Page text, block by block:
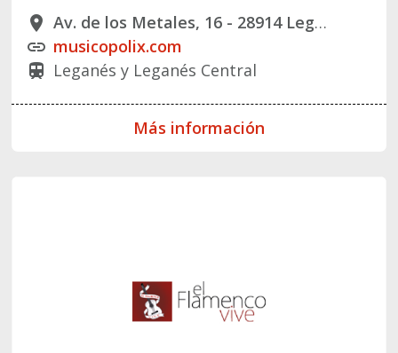
place
Av. de los Metales, 16 - 28914 Leganes, Madrid
link musicopolix.com
train Leganés y Leganés Central
Más información